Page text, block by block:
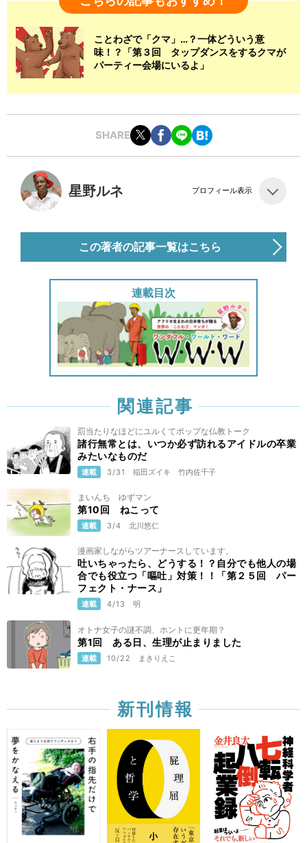
ことわざで「クマ」…？一体どういう意
味！？「第３回 タップダンスをするクマが
パーティー会場にいるよ」
SHARE
星野ルネ プロフィール表示
この著者の記事一覧はこちら
連載目次
関連記事
罰当たりなほどにユルくてポップな仏教トーク
諸行無常とは、いつか必ず訪れるアイドルの卒業
みたいなものだ
連載 3/31 稲田ズイキ 竹内佐千子
まいんち ゆずマン
第10回 ねこって
連載 3/4 北川悠仁
漫画家しながらツアーナースしています。
吐いちゃったら、どうする！？自分でも他人の場
合でも役立つ「嘔吐」対策！！「第２５回 パー
フェクト・ナース」
連載 4/13 明
オトナ女子の謎不調、ホントに更年期？
第1回 ある日、生理が止まりました
連載 10/22 まきりえこ
新刊情報